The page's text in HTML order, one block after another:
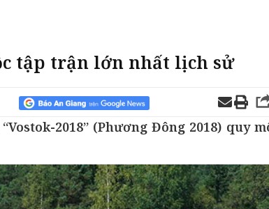
tập trận lớn nhất lịch sử
2018” (Phương Đông 2018) quy